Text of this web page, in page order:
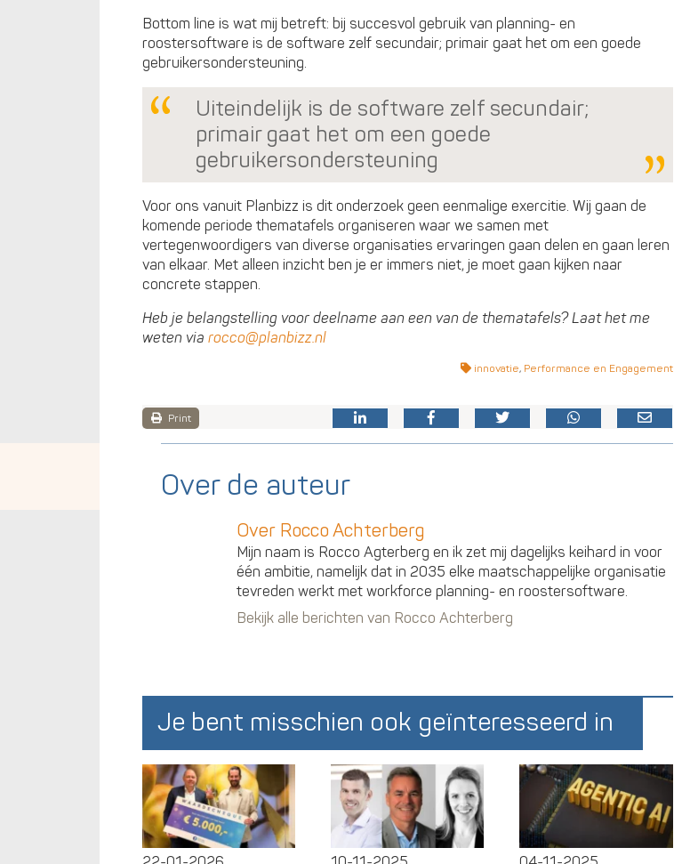
Bottom line is wat mij betreft: bij succesvol gebruik van planning- en
roostersoftware is de software zelf secundair; primair gaat het om een goede
gebruikersondersteuning.
Uiteindelijk is de software zelf secundair;
primair gaat het om een goede
gebruikersondersteuning
Voor ons vanuit Planbizz is dit onderzoek geen eenmalige exercitie. Wij gaan de
komende periode thematafels organiseren waar we samen met
vertegenwoordigers van diverse organisaties ervaringen gaan delen en gaan leren
van elkaar. Met alleen inzicht ben je er immers niet, je moet gaan kijken naar
concrete stappen.
Heb je belangstelling voor deelname aan een van de thematafels? Laat het me
weten via rocco@planbizz.nl
innovatie, Performance en Engagement
Print
Over de auteur
Over Rocco Achterberg
Mijn naam is Rocco Agterberg en ik zet mij dagelijks keihard in voor
één ambitie, namelijk dat in 2035 elke maatschappelijke organisatie
tevreden werkt met workforce planning- en roostersoftware.
Bekijk alle berichten van Rocco Achterberg
Je bent misschien ook geïnteresseerd in